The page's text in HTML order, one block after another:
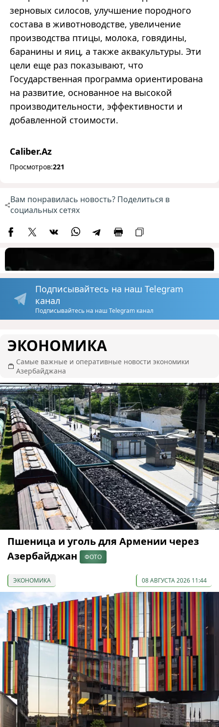
зерновых силосов, улучшение породного
состава в животноводстве, увеличение
производства птицы, молока, говядины,
баранины и яиц, а также аквакультуры. Эти
цели еще раз показывают, что
Государственная программа ориентирована
на развитие, основанное на высокой
производительности, эффективности и
добавленной стоимости.
Caliber.Az
Просмотров:221
Вам понравилась новость? Поделиться в
социальных сетях
Подписывайтесь на наш Telegram
канал
Подписывайтесь на наш Telegram канал
ЭКОНОМИКА
Самые важные и оперативные новости экономики
Азербайджана
Пшеница и уголь для Армении через
Азербайджан
ФОТО
ЭКОНОМИКА 08 АВГУСТА 2026 11:44